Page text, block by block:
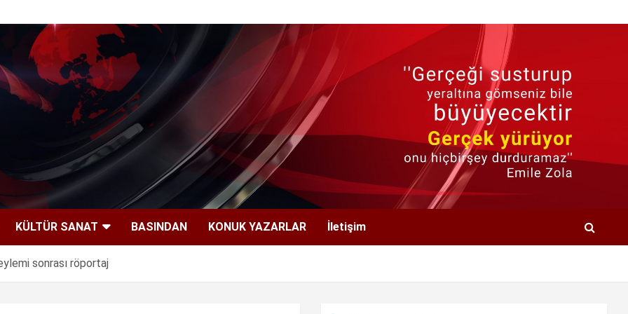
KÜLTÜR SANAT BASINDAN KONUK YAZARLAR İletişim
sonrası röportaj